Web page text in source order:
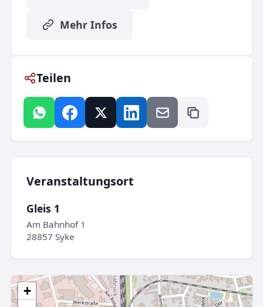
Mehr Infos
Teilen
Veranstaltungsort
Gleis 1
Am Bahnhof 1
28857 Syke
+